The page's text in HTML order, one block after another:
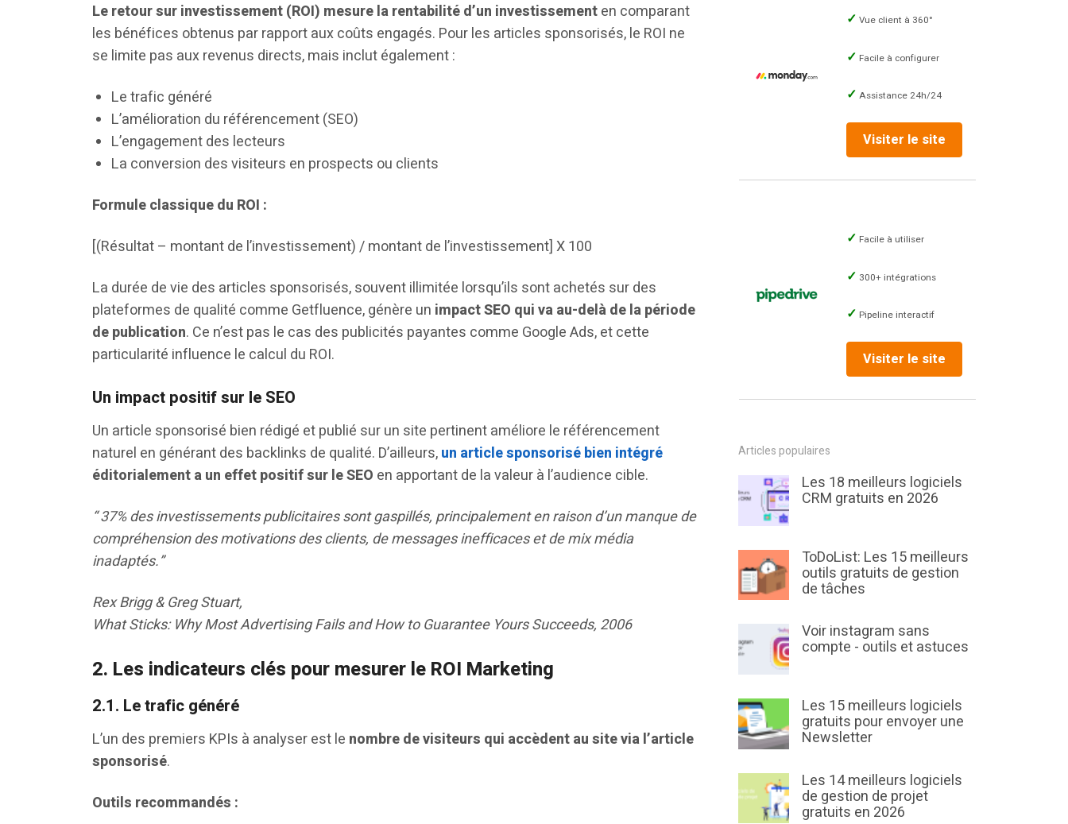
Le retour sur investissement (ROI) mesure la rentabilité d’un investissementen comparant
les bénéfices obtenus par rapport aux coûts engagés. Pour les articles sponsorisés, le ROI ne
se limite pas aux revenus directs, mais inclut également :
Le trafic généré
L’amélioration du référencement (SEO)
L’engagement des lecteurs
La conversion des visiteurs en prospects ou clients
Formule classique du ROI :
[(Résultat – montant de l’investissement) / montant de l’investissement] X 100
La durée de vie des articles sponsorisés, souvent illimitée lorsqu’ils sont achetés sur des
plateformes de qualité comme Getfluence, génère un impact SEO qui va au-delà de la période
de publication. Ce n’est pas le cas des publicités payantes comme Google Ads, et cette
particularité influence le calcul du ROI.
Un impact positif sur le SEO
Un article sponsorisé bien rédigé et publié sur un site pertinent améliore le référencement
naturel en générant des backlinks de qualité. D’ailleurs,un article sponsorisé bien intégré
éditorialement a un effet positif sur le SEO en apportant de la valeur à l’audience cible.
“ 37% des investissements publicitaires sont gaspillés, principalement en raison d’un manque de
compréhension des motivations des clients, de messages inefficaces et de mix média
inadaptés.”
Rex Brigg & Greg Stuart,
What Sticks: Why Most Advertising Fails and How to Guarantee Yours Succeeds, 2006
2. Les indicateurs clés pour mesurer le ROI Marketing
2.1. Le trafic généré
L’un des premiers KPIs à analyser est le nombre de visiteurs qui accèdent au site via l’article
sponsorisé.
Outils recommandés :
Vue client à 360°
Facile à configurer
Assistance 24h/24
Visiter le site
Facile à utiliser
300+ intégrations
Pipeline interactif
Visiter le site
Articles populaires
Les 18 meilleurs logiciels
CRM gratuits en 2026
ToDoList: Les 15 meilleurs
outils gratuits de gestion
de tâches
Voir instagram sans
compte - outils et astuces
Les 15 meilleurs logiciels
gratuits pour envoyer une
Newsletter
Les 14 meilleurs logiciels
de gestion de projet
gratuits en 2026